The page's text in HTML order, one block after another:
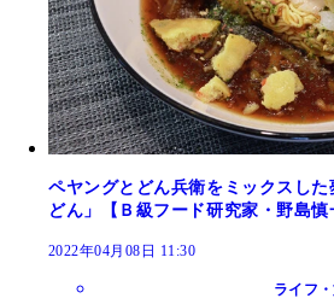
ペヤングとどん兵衛をミックスし
どん」【Ｂ級フード研究家・野島慎
2022年04月08日 11:30
ライフ